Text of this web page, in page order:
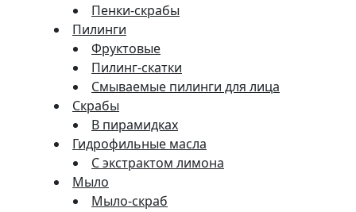
Пенки-скрабы
Пилинги
Фруктовые
Пилинг-скатки
Смываемые пилинги для лица
Скрабы
В пирамидках
Гидрофильные масла
С экстрактом лимона
Мыло
Мыло-скраб